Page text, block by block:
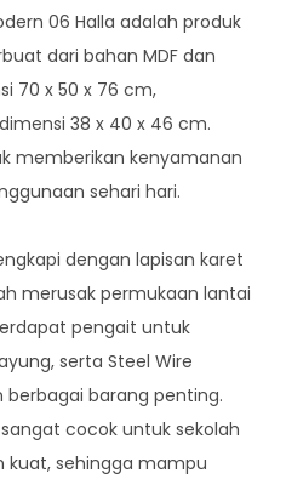
06 Halla adalah produk
dari bahan MDF dan
70 x 50 x 76 cm,
38 x 40 x 46 cm.
memberikan kenyamanan
sehari hari.
dengan lapisan karet
merusak permukaan lantai
pengait untuk
serta Steel Wire
barang penting.
cocok untuk sekolah
kuat, sehingga mampu